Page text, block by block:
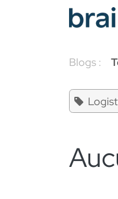
Se rendre au contenu
Blogs :